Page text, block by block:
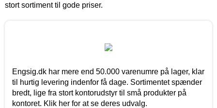
stort sortiment til gode priser.
Engsig.dk har mere end 50.000 varenumre på lager, klar
til hurtig levering indenfor få dage. Sortimentet spænder
bredt, lige fra stort kontorudstyr til små produkter på
kontoret. Klik her for at se deres udvalg.